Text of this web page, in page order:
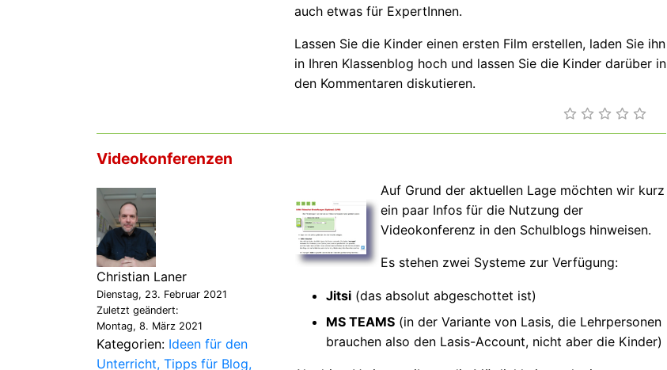
auch etwas für ExpertInnen.
Lassen Sie die Kinder einen ersten Film erstellen, laden Sie ihn
in Ihren Klassenblog hoch und lassen Sie die Kinder darüber in
den Kommentaren diskutieren.
Videokonferenzen
Auf Grund der aktuellen Lage möchten wir kurz
ein paar Infos für die Nutzung der
Videokonferenz in den Schulblogs hinweisen.
Es stehen zwei Systeme zur Verfügung:
Jitsi (das absolut abgeschottet ist)
MS TEAMS (in der Variante von Lasis, die Lehrpersonen
brauchen also den Lasis-Account, nicht aber die Kinder)
Christian Laner
Dienstag, 23. Februar 2021
Zuletzt geändert:
Montag, 8. März 2021
Kategorien: Ideen für den
Unterricht Tipps für Blog